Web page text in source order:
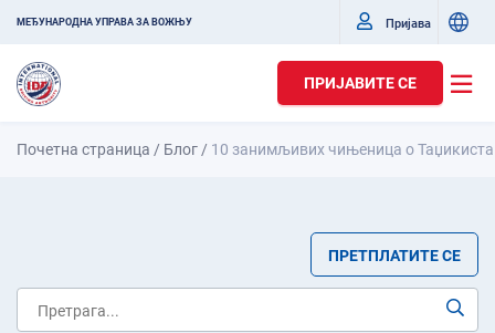
МЕЂУНАРОДНА УПРАВА ЗА ВОЖЊУ Пријава
ПРИЈАВИТЕ СЕ
Почетна страница / Блог / 10 занимљивих чињеница о
ПРЕТПЛАТИТЕ СЕ